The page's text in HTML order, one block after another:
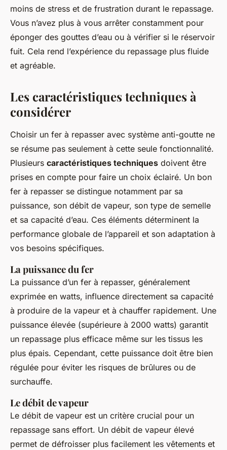
moins de stress et de frustration durant le repassage.
Vous n’avez plus à vous arrêter constamment pour
éponger des gouttes d’eau ou à vérifier si le réservoir
fuit. Cela rend l’expérience du repassage plus fluide
et agréable.
Les caractéristiques techniques à
considérer
Choisir un fer à repasser avec système anti-goutte ne
se résume pas seulement à cette seule fonctionnalité.
Plusieurs caractéristiques techniques doivent être
prises en compte pour faire un choix éclairé. Un bon
fer à repasser se distingue notamment par sa
puissance, son débit de vapeur, son type de semelle
et sa capacité d’eau. Ces éléments déterminent la
performance globale de l’appareil et son adaptation à
vos besoins spécifiques.
La puissance du fer
La puissance d’un fer à repasser, généralement
exprimée en watts, influence directement sa capacité
à produire de la vapeur et à chauffer rapidement. Une
puissance élevée (supérieure à 2000 watts) garantit
un repassage plus efficace même sur les tissus les
plus épais. Cependant, cette puissance doit être bien
régulée pour éviter les risques de brûlures ou de
surchauffe.
Le débit de vapeur
Le débit de vapeur est un critère crucial pour un
repassage sans effort. Un débit de vapeur élevé
permet de défroisser plus facilement les vêtements et